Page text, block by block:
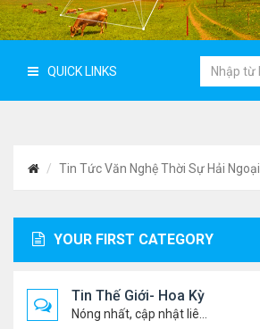
QUICK LINKS
Tin Tức Văn Nghệ Thời Sự Hải Ngoại
YOUR FIRST CATEGORY
Tin Thế Giới- Hoa Kỳ